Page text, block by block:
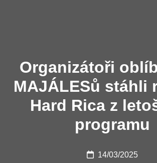
Organizátoři
MAJÁLESů stáhli
Hard Rica z
programu
14/03/2025